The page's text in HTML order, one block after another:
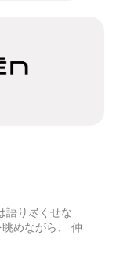
語り尽くせな
めながら、 仲